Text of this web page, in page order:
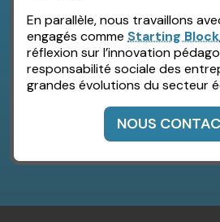
En parallèle, nous travaillons
engagés comme Starting Block
réflexion sur l’innovation
responsabilité sociale des
grandes évolutions du secteur
NOUS